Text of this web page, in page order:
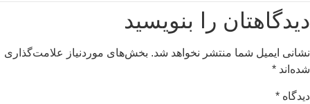
را بنویسید
ایمیل شما منتشر نخواهد شد. بخش‌های موردنیاز علامت‌گذاری
*
*